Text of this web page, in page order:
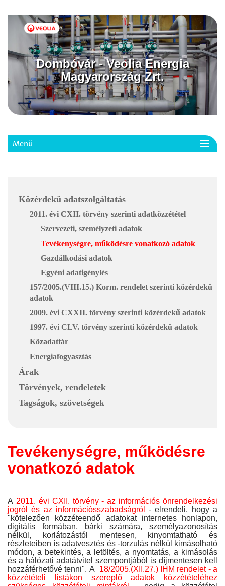
Dombóvár - Veolia Energia
Magyarország Zrt.
Menü
Közérdekű adatszolgáltatás
2011. évi CXII. törvény szerinti adatközzététel
Szervezeti, személyzeti adatok
Tevékenységre, működésre vonatkozó adatok
Gazdálkodási adatok
Egyéni adatigénylés
157/2005.(VIII.15.) Korm. rendelet szerinti közérdekű
adatok
2009. évi CXXII. törvény szerinti közérdekű adatok
1997. évi CLV. törvény szerinti közérdekű adatok
Közadattár
Energiafogyasztás
Árak
Törvények, rendeletek
Tagságok, szövetségek
Tevékenységre, működésre
vonatkozó adatok
A 2011. évi CXII. törvény - az információs önrendelkezési
jogról és az információsszabadságról- elrendeli, hogy a
"kötelezően közzéteendő adatokat internetes honlapon,
digitális formában, bárki számára, személyazonosítás
nélkül, korlátozástól mentesen, kinyomtatható és
részleteiben is adatvesztés és -torzulás nélkül kimásolható
módon, a betekintés, a letöltés, a nyomtatás, a kimásolás
és a hálózati adatátvitel szempontjából is díjmentesen kell
hozzáférhetővé tenni". A
18/2005.(XII.27.) IHM rendelet - a
közzétételi listákon szereplő adatok közzétételéhez